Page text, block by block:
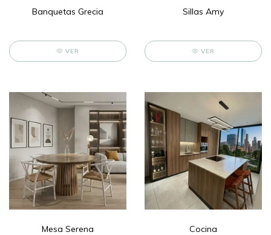
Banquetas Grecia
VER
Sillas Amy
VER
Mesa Serena Cocina